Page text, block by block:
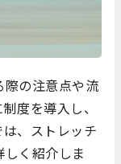
際の注意点や流
度を導入し、
、ストレッチ
く紹介しま